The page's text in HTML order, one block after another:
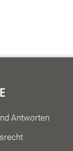
Antworten